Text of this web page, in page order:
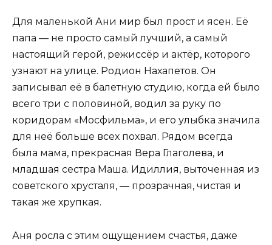
Для маленькой Ани мир был прост и ясен. Её
папа — не просто самый лучший, а самый
настоящий герой, режиссёр и актёр, которого
узнают на улице. Родион Нахапетов. Он
записывал её в балетную студию, когда ей было
всего три с половиной, водил за руку по
коридорам «Мосфильма», и его улыбка значила
для неё больше всех похвал. Рядом всегда
была мама, прекрасная Вера Глаголева, и
младшая сестра Маша. Идиллия, выточенная из
советского хрусталя, — прозрачная, чистая и
такая же хрупкая.
Аня росла с этим ощущением счастья, даже